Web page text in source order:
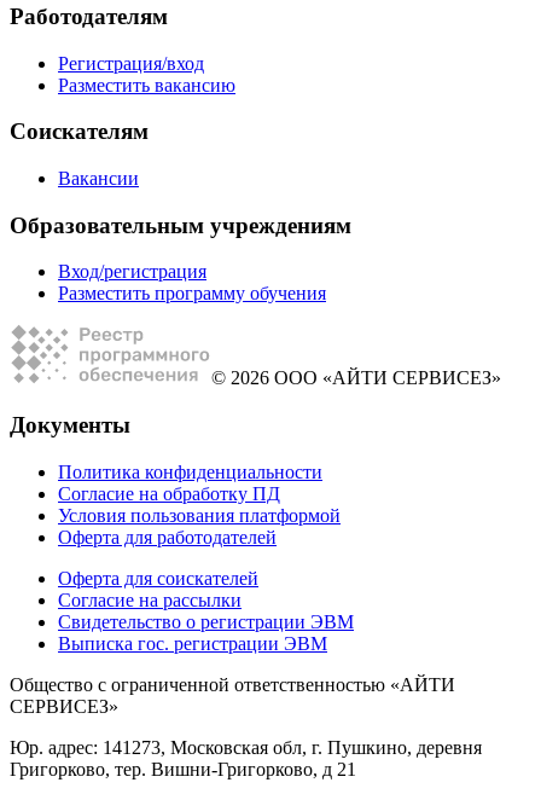
Работодателям
Регистрация/вход
Разместить вакансию
Соискателям
Вакансии
Образовательным учреждениям
Вход/регистрация
Разместить программу обучения
© 2026 ООО «АЙТИ СЕРВИСЕЗ»
Документы
Политика конфиденциальности
Согласие на обработку ПД
Условия пользования платформой
Оферта для работодателей
Оферта для соискателей
Согласие на рассылки
Свидетельство о регистрации ЭВМ
Выписка гос. регистрации ЭВМ
Общество с ограниченной ответственностью «АЙТИ
СЕРВИСЕЗ»
Юр. адрес: 141273, Московская обл, г. Пушкино, деревня
Григорково, тер. Вишни-Григорково, д 21